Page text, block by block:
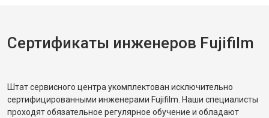
Сертификаты инженеров Fujifilm
Штат сервисного центра укомплектован исключительно
сертифицированными инженерами Fujifilm. Наши специалисты
проходят обязательное регулярное обучение и обладают